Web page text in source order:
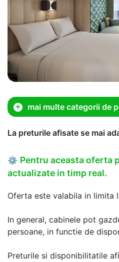
mai multe categorii de
La preturile afisate se mai
⚙ Pentru aceasta oferta
actualizate in timp real.
Oferta este valabila in limita
In general, cabinele pot
persoane, in functie de
Preturile si disponibilitatile